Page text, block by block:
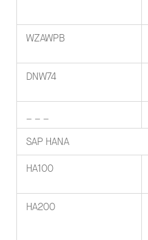
WZAWPB
DNW74
SAP HANA
HA100
HA200